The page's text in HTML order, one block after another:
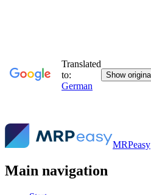
MRPeasy
Main navigation